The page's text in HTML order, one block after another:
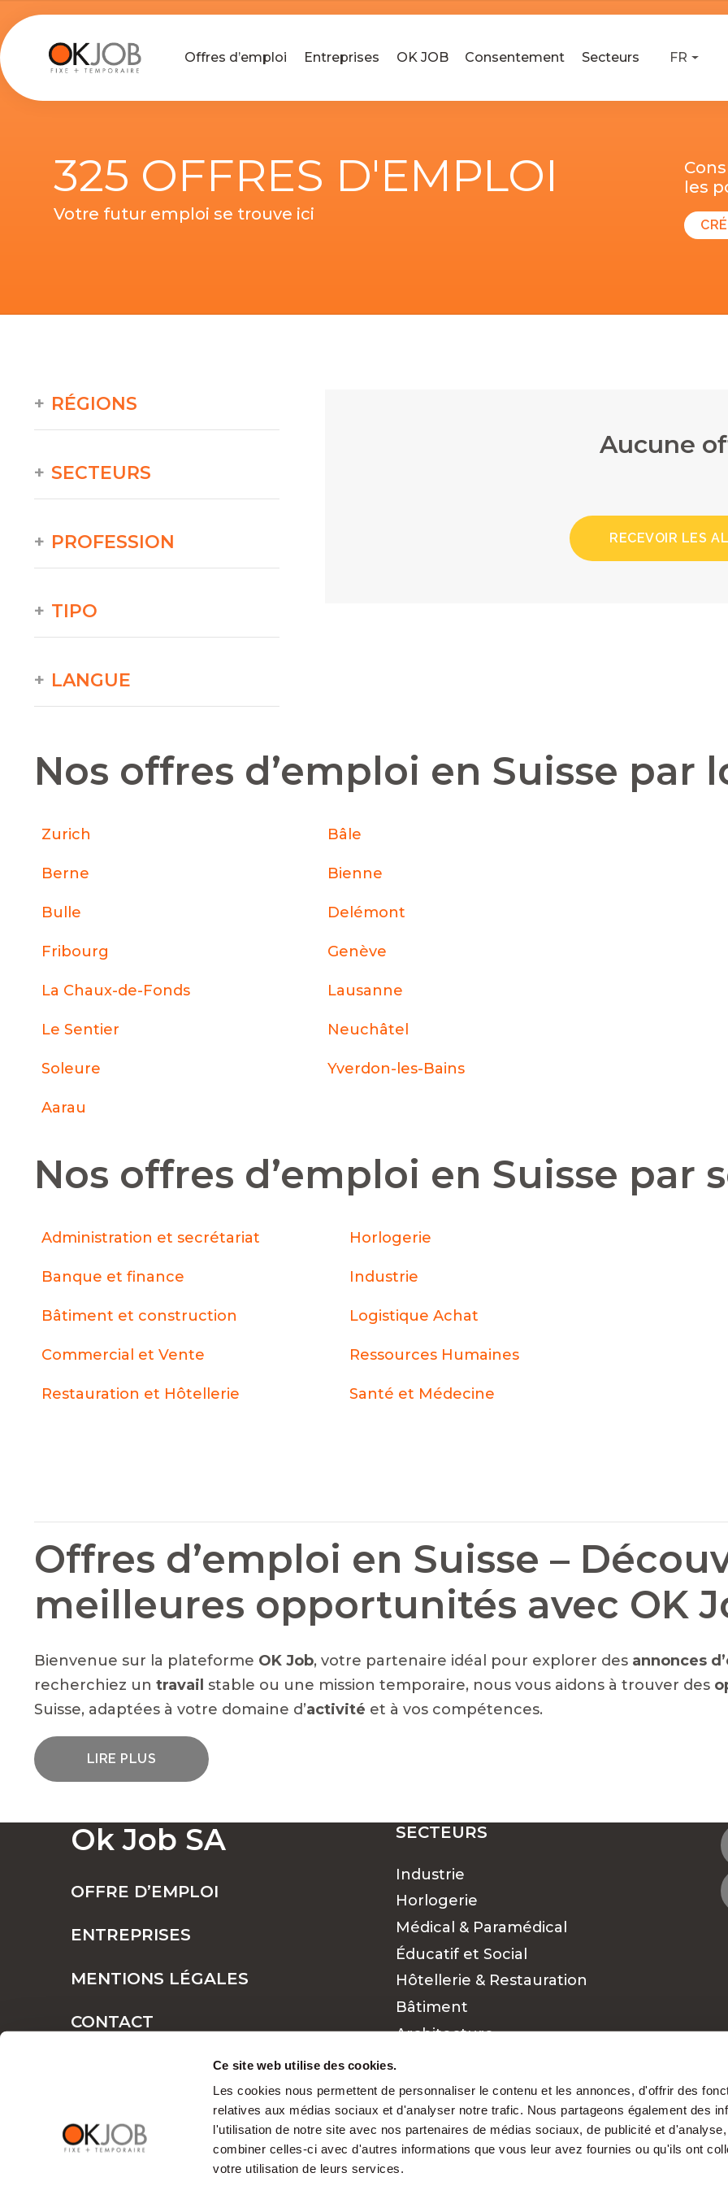
Ce site web utilise des cookies.
Les cookies nous permettent de personnaliser le contenu et les annonces, d'offrir des
relatives aux médias sociaux et d'analyser notre trafic. Nous partageons également des
l'utilisation de notre site avec nos partenaires de médias sociaux, de publicité et
combiner celles-ci avec d'autres informations que vous leur avez fournies ou qu'ils ont
votre utilisation de leurs services.
Offres d’emploi Entreprises OK JOB Consentement Secteurs FR
325 OFFRES D'EMPLOI
Votre futur emploi se trouve ici
les
Aucune
RECEVOIR LES
RÉGIONS
SECTEURS
PROFESSION
TIPO
LANGUE
Nos offres d’emploi en Suisse par
Zurich Bâle
Berne Bienne
Bulle Delémont
Fribourg Genève
La Chaux-de-Fonds Lausanne
Le Sentier Neuchâtel
Soleure Yverdon-les-Bains
Aarau
Nos offres d’emploi en Suisse par
Administration et secrétariat Horlogerie
Banque et finance Industrie
Bâtiment et construction Logistique Achat
Commercial et Vente Ressources Humaines
Restauration et Hôtellerie Santé et Médecine
Offres d’emploi en Suisse –
meilleures opportunités avec OK
Bienvenue sur la plateforme OK Job, votre partenaire idéal pour explorer des annonces
recherchiez un travail stable ou une mission temporaire, nous vous aidons à trouver des
Suisse, adaptées à votre domaine d’activité et à vos compétences.
LIRE PLUS
POSTES FIXES OU TEMPORAIRES : TROUVEZ LE TRAVAIL QUI VOUS CONVIENT
POURQUOI CHOISIR OK JOB POUR VOS RECHERCHES D'EMPLOIS ?
Des opportunités pour chaque
professionnel
Chez OK Job, nous croyons que chaque talent mérite d’être reconnu. Grâce à notre
compréhension approfondie des
fonctions et des besoins des entreprises, nous
Ok Job SA
OFFRE D’EMPLOI
ENTREPRISES
MENTIONS LÉGALES
CONTACT
SECTEURS
Industrie
Horlogerie
Médical & Paramédical
Éducatif et Social
Hôtellerie & Restauration
Bâtiment
Architecture
Finance
Cadres